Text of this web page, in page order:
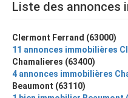
Liste des annonces
Clermont Ferrand (63000)
11 annonces immobilières
Chamalieres (63400)
4 annonces immobilières
Beaumont (63110)